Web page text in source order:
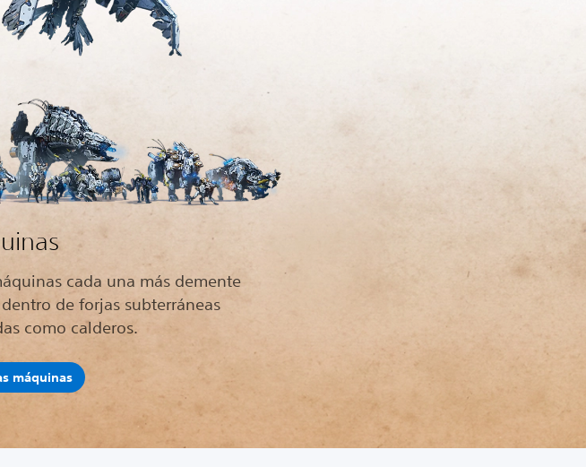
cada una más demente
de forjas subterráneas
como calderos.
máquinas